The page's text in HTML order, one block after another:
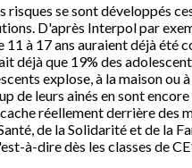
se sont développés
D'après Interpol par
11 à 17 ans auraient déjà
déjà que 19% des
explose, à la maison ou
de leurs ainés en sont
réellement derrière
de la Solidarité et de la
à-dire dès les classes de